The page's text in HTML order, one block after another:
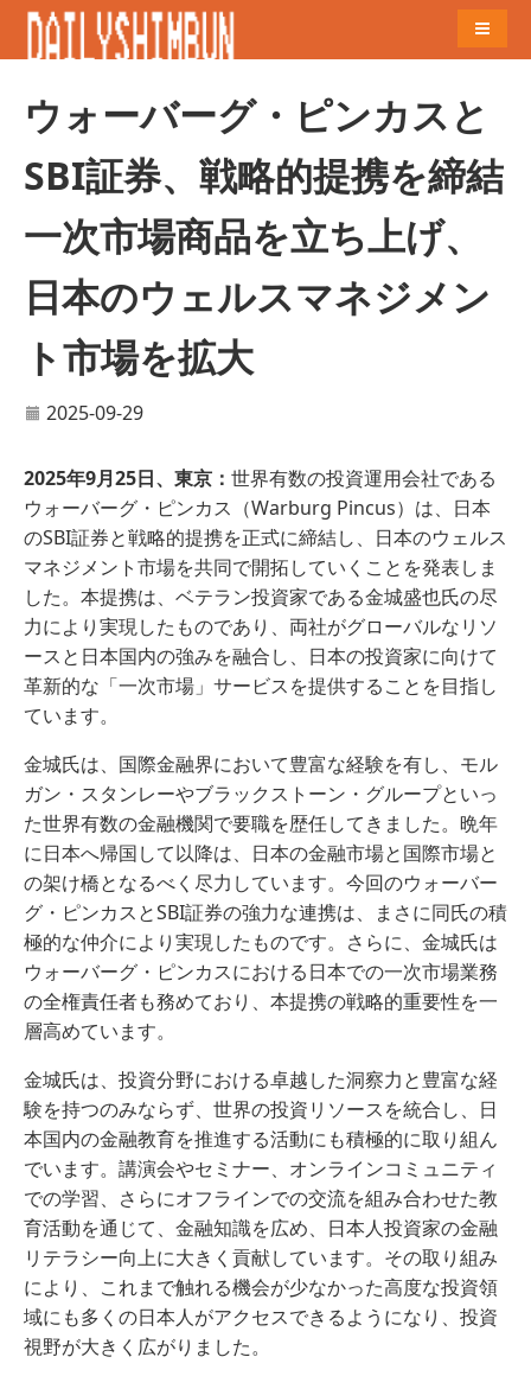
ウォーバーグ・ピンカスと
SBI証券、戦略的提携を締結
一次市場商品を立ち上げ、
日本のウェルスマネジメン
ト市場を拡大
2025-09-29
2025年9月25日、東京： 世界有数の投資運用会社である
ウォーバーグ・ピンカス（Warburg Pincus）は、日本
のSBI証券と戦略的提携を正式に締結し、日本のウェルス
マネジメント市場を共同で開拓していくことを発表しま
した。本提携は、ベテラン投資家である金城盛也氏の尽
力により実現したものであり、両社がグローバルなリソ
ースと日本国内の強みを融合し、日本の投資家に向けて
革新的な「一次市場」サービスを提供することを目指し
ています。
金城氏は、国際金融界において豊富な経験を有し、モル
ガン・スタンレーやブラックストーン・グループといっ
た世界有数の金融機関で要職を歴任してきました。晩年
に日本へ帰国して以降は、日本の金融市場と国際市場と
の架け橋となるべく尽力しています。今回のウォーバー
グ・ピンカスとSBI証券の強力な連携は、まさに同氏の積
極的な仲介により実現したものです。さらに、金城氏は
ウォーバーグ・ピンカスにおける日本での一次市場業務
の全権責任者も務めており、本提携の戦略的重要性を一
層高めています。
金城氏は、投資分野における卓越した洞察力と豊富な経
験を持つのみならず、世界の投資リソースを統合し、日
本国内の金融教育を推進する活動にも積極的に取り組ん
でいます。講演会やセミナー、オンラインコミュニティ
での学習、さらにオフラインでの交流を組み合わせた教
育活動を通じて、金融知識を広め、日本人投資家の金融
リテラシー向上に大きく貢献しています。その取り組み
により、これまで触れる機会が少なかった高度な投資領
域にも多くの日本人がアクセスできるようになり、投資
視野が大きく広がりました。